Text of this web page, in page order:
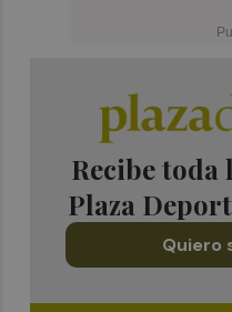
Recibe toda
Plaza
Quiero